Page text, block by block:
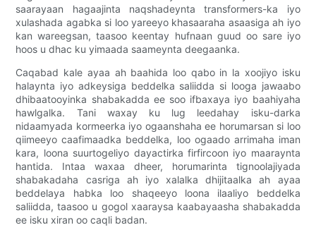
saarayaan hagaajinta naqshadeynta transformers-ka iyo
xulashada agabka si loo yareeyo khasaaraha asaasiga ah iyo
kan wareegsan, taasoo keentay hufnaan guud oo sare iyo
hoos u dhac ku yimaada saameynta deegaanka.
Caqabad kale ayaa ah baahida loo qabo in la xoojiyo isku
halaynta iyo adkeysiga beddelka saliidda si looga jawaabo
dhibaatooyinka shabakadda ee soo ifbaxaya iyo baahiyaha
hawlgalka. Tani waxay ku lug leedahay isku-darka
nidaamyada kormeerka iyo ogaanshaha ee horumarsan si loo
qiimeeyo caafimaadka beddelka, loo ogaado arrimaha iman
kara, loona suurtogeliyo dayactirka firfircoon iyo maaraynta
hantida. Intaa waxaa dheer, horumarinta tignoolajiyada
shabakadaha casriga ah iyo xalalka dhijitaalka ah ayaa
beddelaya habka loo shaqeeyo loona ilaaliyo beddelka
saliidda, taasoo u gogol xaaraysa kaabayaasha shabakadda
ee isku xiran oo caqli badan.